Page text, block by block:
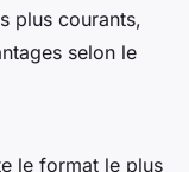
plus courants,
selon le
le format le plus